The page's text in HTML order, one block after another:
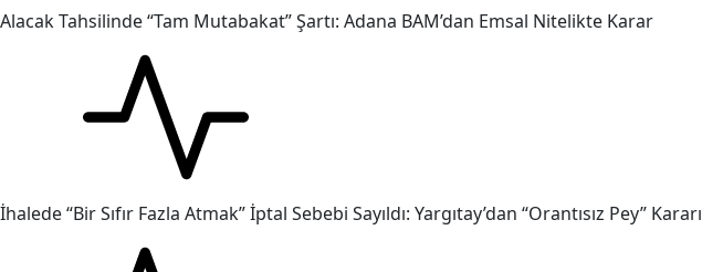
Alacak Tahsilinde “Tam Mutabakat” Şartı: Adana BAM’dan Emsal Nitelikte Karar
İhalede “Bir Sıfır Fazla Atmak” İptal Sebebi Sayıldı: Yargıtay’dan “Orantısız Pey” Kararı